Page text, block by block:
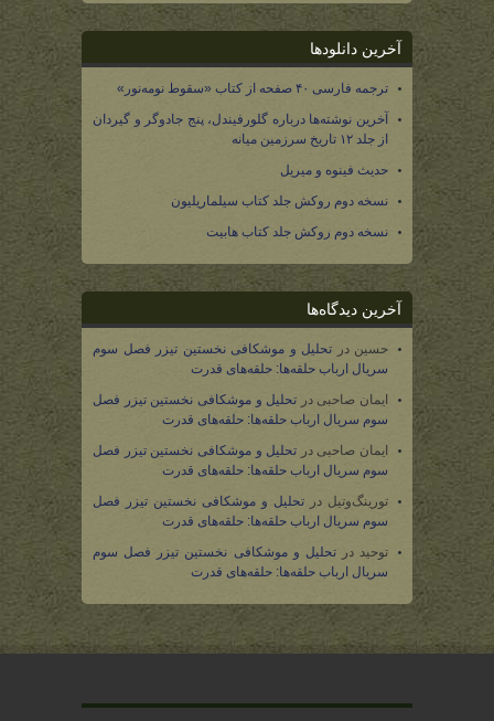
آخرین دانلودها
ترجمه فارسی ۴۰ صفحه از کتاب «سقوط نومه‌نور»
آخرین نوشته‌ها درباره گلورفیندل، پنج جادوگر و گیردان
از جلد ۱۲ تاریخ سرزمین میانه
حدیث فینوه و میریل
نسخه دوم روکش جلد کتاب سیلماریلیون
نسخه دوم روکش جلد کتاب هابیت
آخرین دیدگاه‌ها
حسین در تحلیل و موشکافی نخستین تیزر فصل سوم
سریال ارباب حلقه‌ها: حلقه‌های قدرت
ایمان صاحبی در تحلیل و موشکافی نخستین تیزر فصل
سوم سریال ارباب حلقه‌ها: حلقه‌های قدرت
ایمان صاحبی در تحلیل و موشکافی نخستین تیزر فصل
سوم سریال ارباب حلقه‌ها: حلقه‌های قدرت
تورینگ‌وتیل در تحلیل و موشکافی نخستین تیزر فصل
سوم سریال ارباب حلقه‌ها: حلقه‌های قدرت
توحید درتحلیل و موشکافی نخستین تیزر فصل سوم
سریال ارباب حلقه‌ها: حلقه‌های قدرت